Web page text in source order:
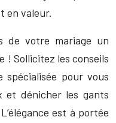
en valeur.
de votre mariage un
! Sollicitez les conseils
spécialisée pour vous
et dénicher les gants
est à portée